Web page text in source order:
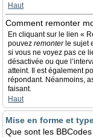
Haut
Comment remonter
En cliquant sur le lien «
pouvez remonterle sujet
si vous ne voyez pas ce
désactivée ou que
atteint. Il est également
répondant. Néanmoins,
faisant.
Haut
Mise en forme et
Que sont les